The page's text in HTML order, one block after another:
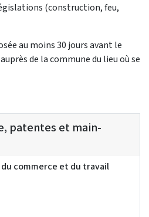
(construction, feu,
au moins 30 jours avant le
de la commune du lieu où se
patentes et main-
commerce et du travail